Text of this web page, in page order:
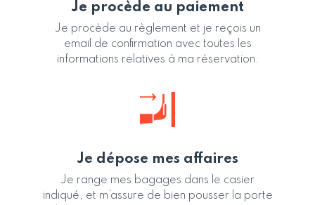
Je procède au paiement
Je procède au règlement et je reçois un
email de confirmation avec toutes les
informations relatives à ma réservation.
Je dépose mes affaires
Je range mes bagages dans le casier
indiqué, et m’assure de bien pousser la porte